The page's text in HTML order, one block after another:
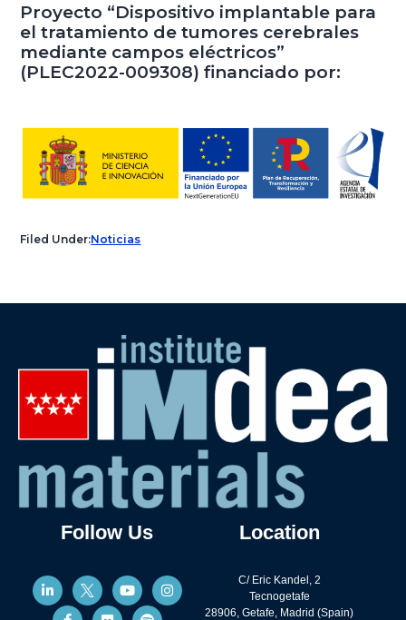
Proyecto “Dispositivo implantable para
el tratamiento de tumores cerebrales
mediante campos eléctricos”
(PLEC2022-009308) financiado por:
Filed Under:Noticias
Follow Us Location
C/ Eric Kandel, 2
Tecnogetafe
28906, Getafe, Madrid (Spain)